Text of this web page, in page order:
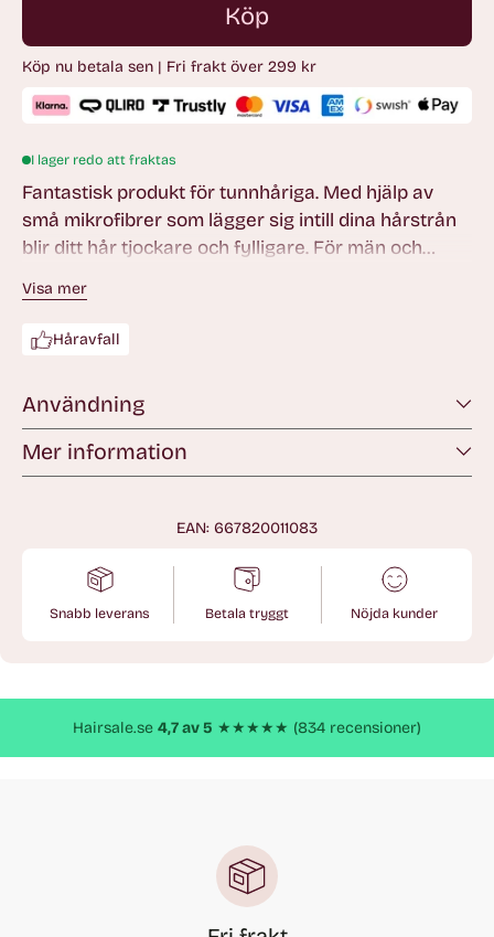
Köp
Köp nu betala sen | Fri frakt över 299 kr
I lager redo att fraktas
Fantastisk produkt för tunnhåriga. Med hjälp av
små mikrofibrer som lägger sig intill dina hårstrån
blir ditt hår tjockare och fylligare. För män och
Visa mer
Håravfall
Användning
Mer information
EAN: 667820011083
Snabb leverans Betala tryggt Nöjda kunder
produkt
Hairsale.se 4,7 av 5 ★★★★★ (834 recensioner)